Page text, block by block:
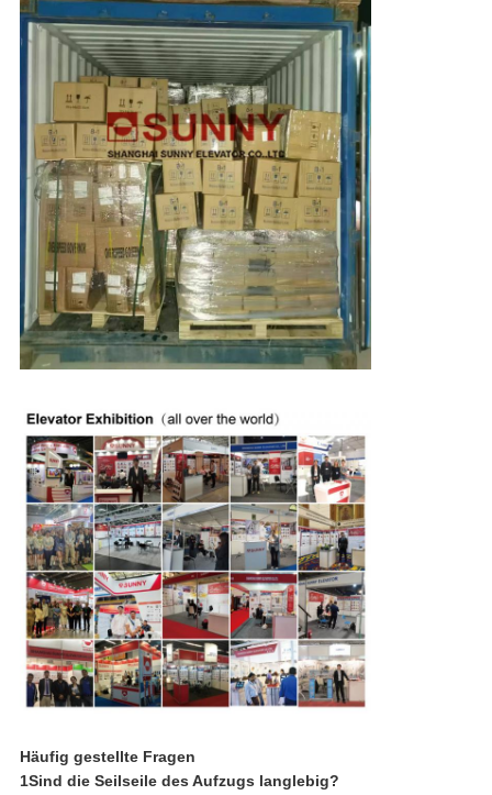
Häufig gestellte Fragen
1Sind die Seilseile des Aufzugs langlebig?